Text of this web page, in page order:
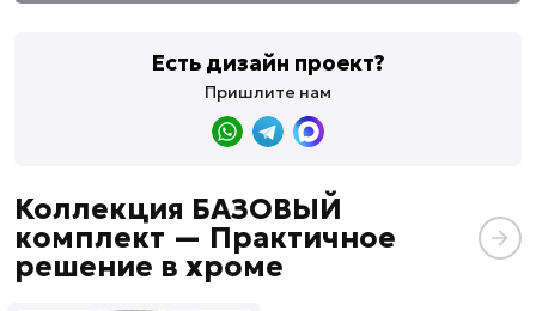
Есть дизайн проект?
Пришлите нам
Коллекция БАЗОВЫЙ
комплект — Практичное
решение в хроме